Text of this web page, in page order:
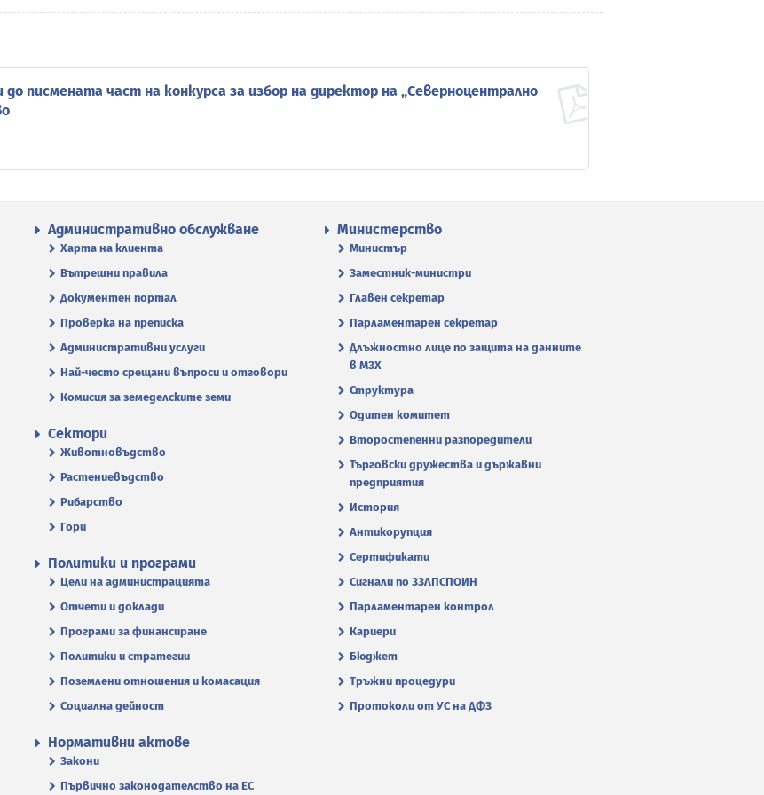
писмената част на конкурса за избор на директор на „Северноцентрално
Административно обслужване
Харта на клиента
Вътрешни правила
Документен портал
Проверка на преписка
Административни услуги
Най-често срещани въпроси и отговори
Комисия за земеделските земи
Министерство
Министър
Заместник-министри
Главен секретар
Парламентарен секретар
Длъжностно лице по защита на данните
в МЗХ
Структура
Одитен комитет
Второстепенни разпоредители
Търговски дружества и държавни
предприятия
История
Антикорупция
Сертификати
Сигнали по ЗЗЛПСПОИН
Парламентарен контрол
Кариери
Бюджет
Тръжни процедури
Протоколи от УС на ДФЗ
Сектори
Животновъдство
Растениевъдство
Рибарство
Гори
Политики и програми
Цели на администрацията
Отчети и доклади
Програми за финансиране
Политики и стратегии
Поземлени отношения и комасация
Социална дейност
Нормативни актове
Закони
Първично законодателство на ЕС